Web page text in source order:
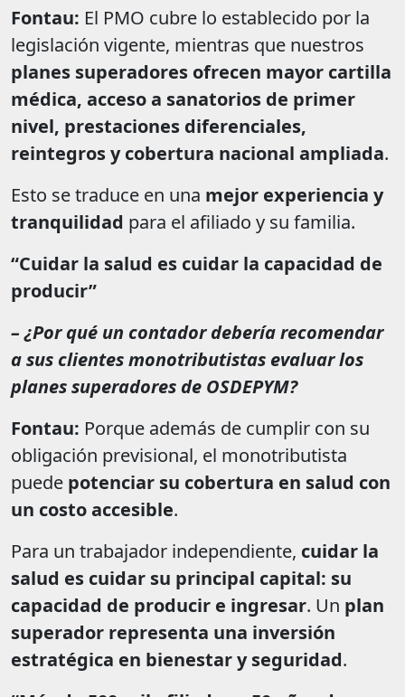
Fontau: El PMO cubre lo establecido por la
legislación vigente, mientras que nuestros
planes superadores ofrecen mayor cartilla
médica, acceso a sanatorios de primer
nivel, prestaciones diferenciales,
reintegros y cobertura nacional ampliada.
Esto se traduce en una mejor experiencia y
tranquilidad para el afiliado y su familia.
“Cuidar la salud es cuidar la capacidad de
producir”
– ¿Por qué un contador debería recomendar
a sus clientes monotributistas evaluar los
planes superadores de OSDEPYM?
Fontau: Porque además de cumplir con su
obligación previsional, el monotributista
puede potenciar su cobertura en salud con
un costo accesible.
Para un trabajador independiente, cuidar la
salud es cuidar su principal capital: su
capacidad de producir e ingresar. Un plan
superador representa una inversión
estratégica en bienestar y seguridad.